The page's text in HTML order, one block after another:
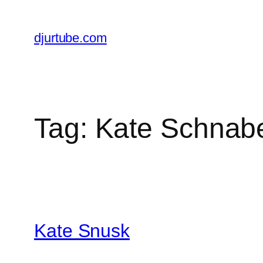
content
djurtube.com
Tag: Kate
Kate Snusk